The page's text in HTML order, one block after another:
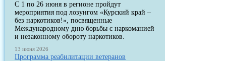
С 1 по 26 июня в регионе пройдут
мероприятия под лозунгом «Курский край –
без наркотиков!», посвященные
Международному дню борьбы с наркоманией
и незаконному обороту наркотиков.
13 июня 2026
Программа реабилитации ветеранов